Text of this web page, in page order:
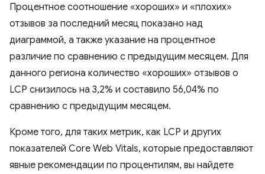
Процентное соотношение «хороших» и «плохих»
отзывов за последний месяц показано над
диаграммой, а также указание на процентное
различие по сравнению с предыдущим месяцем. Для
данного региона количество «хороших» отзывов о
LCP снизилось на 3,2% и составило 56,04% по
сравнению с предыдущим месяцем.
Кроме того, для таких метрик, как LCP и других
показателей Core Web Vitals, которые предоставляют
явные рекомендации по процентилям, вы найдете